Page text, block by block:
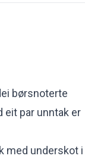
børsnoterte
eit par unntak er
med underskot i